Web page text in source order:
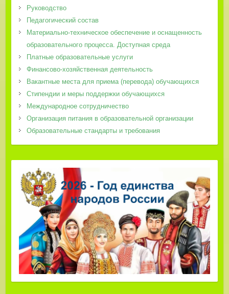
Руководство
Педагогический состав
Материально-техническое обеспечение и оснащенность
образовательного процесса. Доступная среда
Платные образовательные услуги
Финансово-хозяйственная деятельность
Вакантные места для приема (перевода) обучающихся
Стипендии и меры поддержки обучающихся
Международное сотрудничество
Организация питания в образовательной организации
Образовательные стандарты и требования